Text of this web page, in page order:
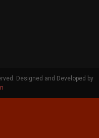
Designed and Developed by